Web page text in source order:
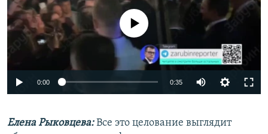
No media source currently available
0:00 0:35
360p
Елена Рыковцева:Все это целование выглядит